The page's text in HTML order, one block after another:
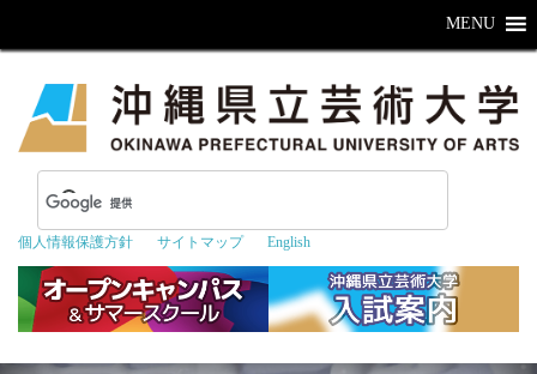
個人情報保護方針 サイトマップ English
MENU